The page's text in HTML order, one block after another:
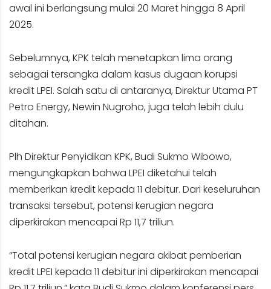
awal ini berlangsung mulai 20 Maret hingga 8 April
2025.
Sebelumnya, KPK telah menetapkan lima orang
sebagai tersangka dalam kasus dugaan korupsi
kredit LPEI. Salah satu di antaranya, Direktur Utama PT
Petro Energy, Newin Nugroho, juga telah lebih dulu
ditahan.
Plh Direktur Penyidikan KPK, Budi Sukmo Wibowo,
mengungkapkan bahwa LPEI diketahui telah
memberikan kredit kepada 11 debitur. Dari keseluruhan
transaksi tersebut, potensi kerugian negara
diperkirakan mencapai Rp 11,7 triliun.
“Total potensi kerugian negara akibat pemberian
kredit LPEI kepada 11 debitur ini diperkirakan mencapai